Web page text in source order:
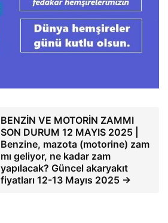
BENZİN VE MOTORİN ZAMMI
SON DURUM 12 MAYIS 2025 |
Benzine, mazota (motorine) zam
mı geliyor, ne kadar zam
yapılacak? Güncel akaryakıt
fiyatları 12-13 Mayıs 2025 →